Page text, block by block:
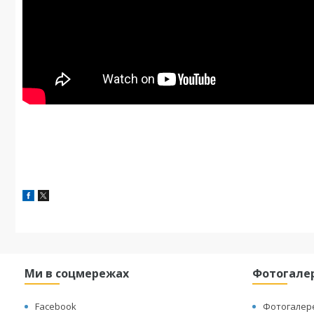
Ми в соцмережах
Facebook